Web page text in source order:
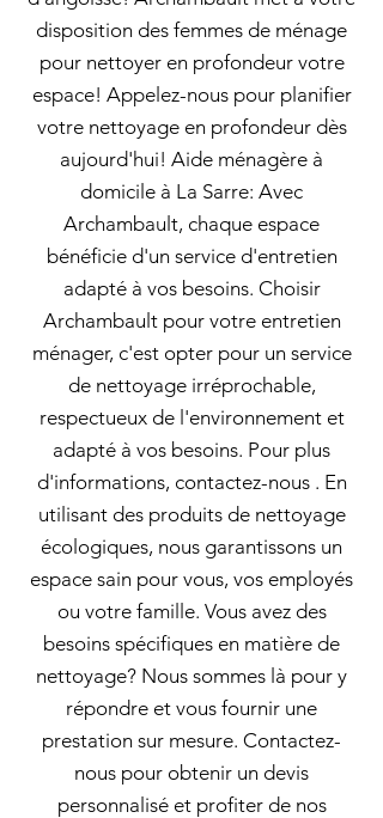
disposition des femmes de ménage
pour nettoyer en profondeur votre
espace! Appelez-nous pour planifier
votre nettoyage en profondeur dès
aujourd'hui! Aide ménagère à
domicile à La Sarre: Avec
Archambault, chaque espace
bénéficie d'un service d'entretien
adapté à vos besoins. Choisir
Archambault pour votre entretien
ménager, c'est opter pour un service
de nettoyage irréprochable,
respectueux de l'environnement et
adapté à vos besoins. Pour plus
d'informations, contactez-nous . En
utilisant des produits de nettoyage
écologiques, nous garantissons un
espace sain pour vous, vos employés
ou votre famille. Vous avez des
besoins spécifiques en matière de
nettoyage? Nous sommes là pour y
répondre et vous fournir une
prestation sur mesure. Contactez-
nous pour obtenir un devis
personnalisé et profiter de nos